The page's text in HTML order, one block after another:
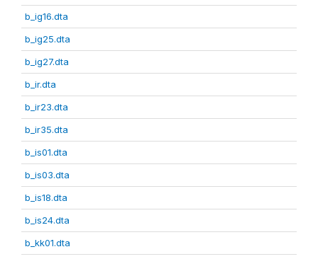
b_ig16.dta
b_ig25.dta
b_ig27.dta
b_ir.dta
b_ir23.dta
b_ir35.dta
b_is01.dta
b_is03.dta
b_is18.dta
b_is24.dta
b_kk01.dta